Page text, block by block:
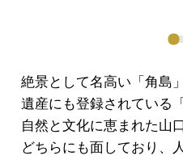
絶景として名高い「角島
遺産にも登録されている
自然と文化に恵まれた山
どちらにも面しており、